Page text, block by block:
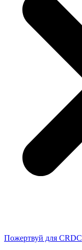
Пожертвуй для CRDC